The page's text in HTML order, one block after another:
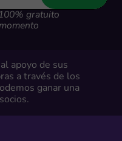
gratuito
apoyo de sus
a través de los
ganar una